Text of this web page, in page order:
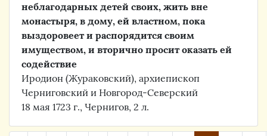
неблагодарных детей своих, жить вне
монастыря, в дому, ей властном, пока
выздоровеет и распорядится своим
имуществом, и вторично просит оказать ей
содействие
Иродион (Жураковский), архиепископ
Черниговский и Новгород-Северский
18 мая 1723 г., Чернигов, 2 л.